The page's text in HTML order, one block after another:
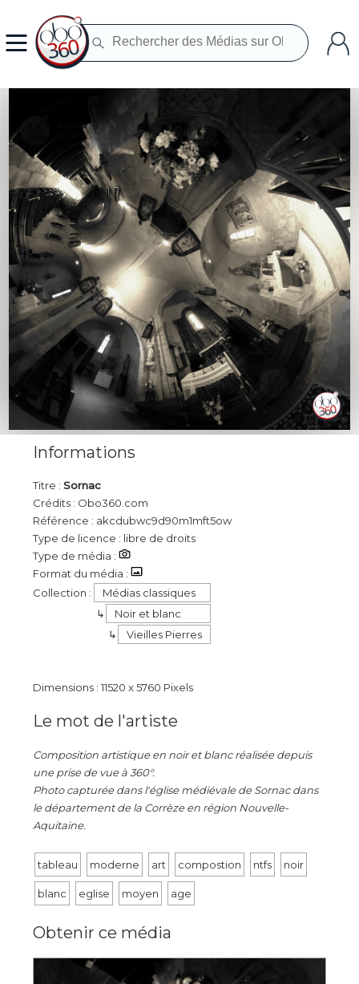
Informations
Titre :Sornac
Crédits : Obo360.com
Référence : akcdubwc9d90m1mft5ow
Type de licence : libre de droits
Type de média :
Format du média :
Collection :
Médias classiques
Noir et blanc
Vieilles Pierres
Dimensions : 11520 x 5760 Pixels
Le mot de l'artiste
Composition artistique en noir et blanc réalisée depuis
une prise de vue à 360°.
Photo capturée dans l'église médiévale de Sornac dans
le département de la Corrèze en région Nouvelle-
Aquitaine.
tableau moderne art compostion ntfs noir
blanc eglise moyen age
Obtenir ce média